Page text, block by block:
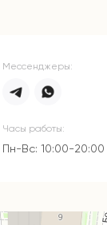
Мессенджеры:
Пн-Вс: 10:00-20:00
Часы работы: